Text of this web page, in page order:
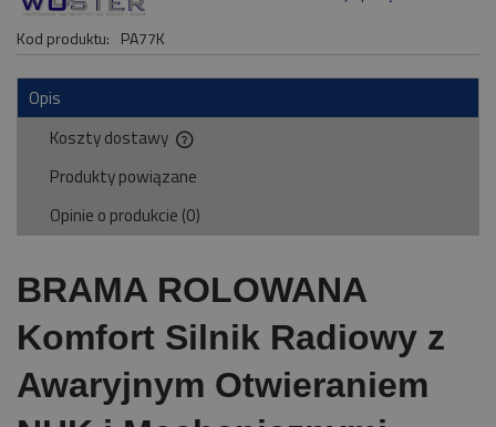
Kod produktu: PA77K
Opis
Koszty dostawy
Cena nie zawiera ewentualnych kosztów płatności
Produkty powiązane
Opinie o produkcie (0)
BRAMA ROLOWANA
Komfort Silnik Radiowy z
Awaryjnym Otwieraniem